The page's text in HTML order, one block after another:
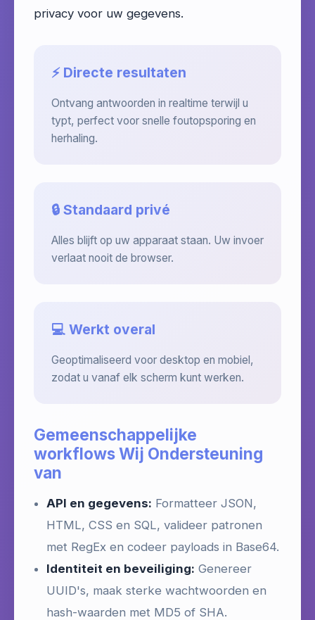
privacy voor uw gegevens.
⚡ Directe resultaten
Ontvang antwoorden in realtime terwijl u
typt, perfect voor snelle foutopsporing en
herhaling.
🔒 Standaard privé
Alles blijft op uw apparaat staan. Uw invoer
verlaat nooit de browser.
💻 Werkt overal
Geoptimaliseerd voor desktop en mobiel,
zodat u vanaf elk scherm kunt werken.
Gemeenschappelijke
workflows Wij Ondersteuning
van
API en gegevens: Formatteer JSON,
HTML, CSS en SQL, valideer patronen
met RegEx en codeer payloads in Base64.
Identiteit en beveiliging: Genereer
UUID's, maak sterke wachtwoorden en
hash-waarden met MD5 of SHA.